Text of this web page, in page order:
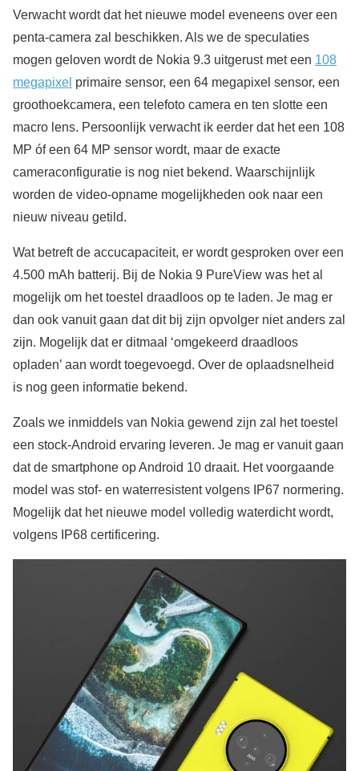
Verwacht wordt dat het nieuwe model eveneens over een
penta-camera zal beschikken. Als we de speculaties
mogen geloven wordt de Nokia 9.3 uitgerust met een 108
megapixel primaire sensor, een 64 megapixel sensor, een
groothoekcamera, een telefoto camera en ten slotte een
macro lens. Persoonlijk verwacht ik eerder dat het een 108
MP óf een 64 MP sensor wordt, maar de exacte
cameraconfiguratie is nog niet bekend. Waarschijnlijk
worden de video-opname mogelijkheden ook naar een
nieuw niveau getild.
Wat betreft de accucapaciteit, er wordt gesproken over een
4.500 mAh batterij. Bij de Nokia 9 PureView was het al
mogelijk om het toestel draadloos op te laden. Je mag er
dan ook vanuit gaan dat dit bij zijn opvolger niet anders zal
zijn. Mogelijk dat er ditmaal ‘omgekeerd draadloos
opladen’ aan wordt toegevoegd. Over de oplaadsnelheid
is nog geen informatie bekend.
Zoals we inmiddels van Nokia gewend zijn zal het toestel
een stock-Android ervaring leveren. Je mag er vanuit gaan
dat de smartphone op Android 10 draait. Het voorgaande
model was stof- en waterresistent volgens IP67 normering.
Mogelijk dat het nieuwe model volledig waterdicht wordt,
volgens IP68 certificering.